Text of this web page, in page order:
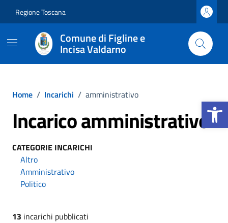
Apri la
Regione Toscana
Comune di Figline e
Incisa Valdarno
Home / Incarichi / amministrativo
Incarico amministrativo
CATEGORIE INCARICHI
Altro
Amministrativo
Politico
13 incarichi pubblicati